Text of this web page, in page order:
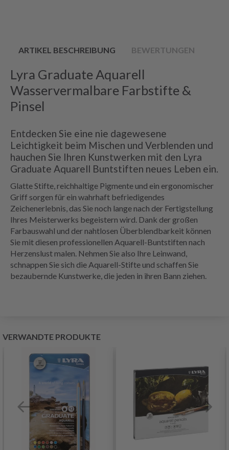
ARTIKEL BESCHREIBUNG BEWERTUNGEN
Lyra Graduate Aquarell
Wasservermalbare Farbstifte &
Pinsel
Entdecken Sie eine nie dagewesene
Leichtigkeit beim Mischen und Verblenden und
hauchen Sie Ihren Kunstwerken mit den Lyra
Graduate Aquarell Buntstiften neues Leben ein.
Glatte Stifte, reichhaltige Pigmente und ein ergonomischer
Griff sorgen für ein wahrhaft befriedigendes
Zeichenerlebnis, das Sie noch lange nach der Fertigstellung
Ihres Meisterwerks begeistern wird. Dank der großen
Farbauswahl und der nahtlosen Überblendbarkeit können
Sie mit diesen professionellen Aquarell-Buntstiften nach
Herzenslust malen. Nehmen Sie also Ihre Leinwand,
schnappen Sie sich die Aquarell-Stifte und schaffen Sie
bezaubernde Kunstwerke, die jeden in ihren Bann ziehen.
VERWANDTE PRODUKTE